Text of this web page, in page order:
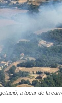
a tocar de la